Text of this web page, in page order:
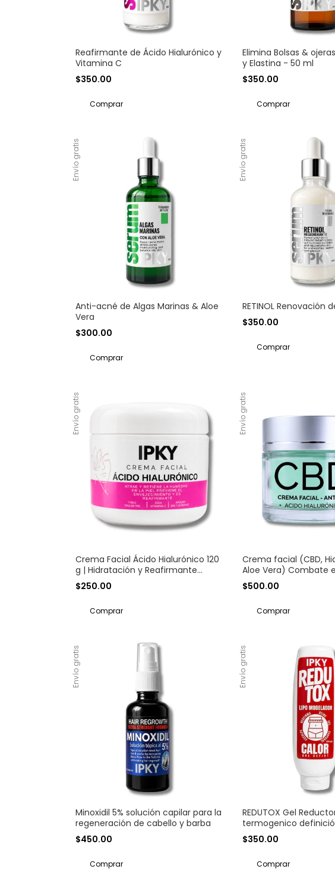
Reafirmante de Ácido Hialurónico y
Vitamina C
$350.00
Elimina Bolsas &
y Elastina - 50 ml
$350.00
Envío gratis
Anti-acné de Algas Marinas & Aloe
Vera
$300.00
Envío gratis
RETINOL Renovación
$350.00
Envío gratis
Crema Facial Ácido Hialurónico 120
g | Hidratación y Reafirmante
Facial IPKY
$250.00
Envío gratis
Crema facial (CBD,
Aloe Vera) Combate
Oxidativo y la
| 50g
$500.00
Envío gratis
Minoxidil 5% solución capilar para la
regeneración de cabello y barba
$450.00
Envío gratis
REDUTOX Gel
termogenico
$350.00